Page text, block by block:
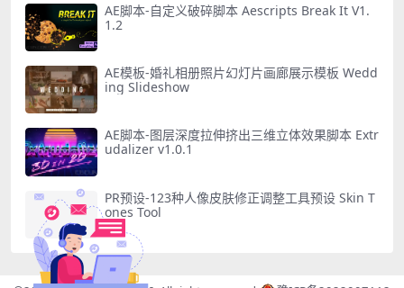
AE脚本-自定义破碎脚本 Aescripts Break It V1.
1.2
AE模板-婚礼相册照片幻灯片画廊展示模板 Wedd
ing Slideshow
AE脚本-图层深度拉伸挤出三维立体效果脚本 Extr
udalizer v1.0.1
PR预设-123种人像皮肤修正调整工具预设 Skin T
ones Tool